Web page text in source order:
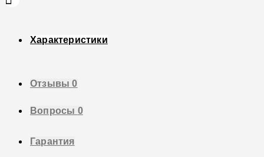
Характеристики
Отзывы0
Вопросы 0
Гарантия